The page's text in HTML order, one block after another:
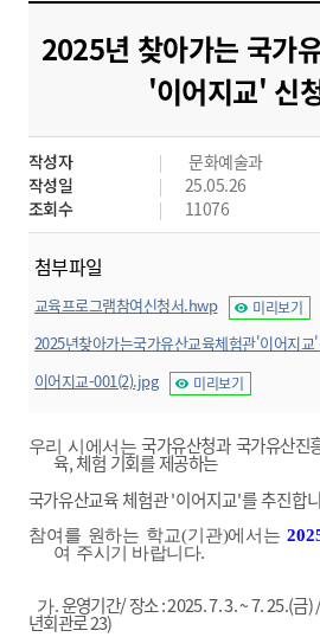
도
시
군
산
2025년 찾아가는 국가
'이어지교' 신
작성자
문화예술과
작성일
25.05.26
조회수
11076
첨부파일
교육프로그램참여신청서.hwp 미리보기
2025년찾아가는국가유산교육체험관'이어지
미리보기
이어지교-001(2).jpg 미리보기
우리 시에서는국가유산청과 국가유산진
육,체험 기회를 제공하는
국가유산교육체험관'이어지교'를 추진합
참여를 원하는 학교(기관)에서는
여 주시기 바랍니다.
가.운영기간/장소: 2025. 7. 3. ~ 7. 25.(금)
년회관로23)